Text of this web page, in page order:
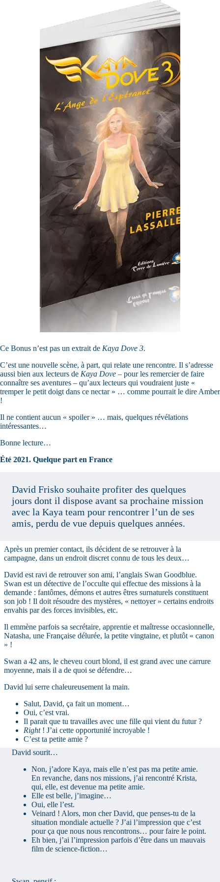
Ce Bonus n’est pas un extrait de Kaya Dove 3.
C’est une nouvelle scène, à part, qui relate une rencontre. Il s’adresse
aussi bien aux lecteurs de Kaya Dove – pour les remercier de faire
connaître ses aventures – qu’aux lecteurs qui voudraient juste «
tremper le petit doigt dans ce nectar » … comme pourrait le dire Amber
!
Il ne contient aucun « spoiler » … mais, quelques révélations
intéressantes…
Bonne lecture…
Été 2021. Quelque part en France
David Frisko souhaite profiter des quelques
jours dont il dispose avant sa prochaine mission
avec la Kaya team pour rencontrer l’un de ses
amis, perdu de vue depuis quelques années.
Après un premier contact, ils décident de se retrouver à la
campagne, dans un endroit discret connu de tous les deux…
David est ravi de retrouver son ami, l’anglais Swan Goodblue.
Swan est un détective de l’occulte qui effectue des missions à la
demande : fantômes, démons et autres êtres surnaturels constituent
son job ! Il doit résoudre des mystères, « nettoyer » certains endroits
envahis par des forces invisibles, etc.
Il emmène parfois sa secrétaire, apprentie et maîtresse occasionnelle,
Natasha, une Française délurée, la petite vingtaine, et plutôt « canon
» !
Swan a 42 ans, le cheveu court blond, il est grand avec une carrure
moyenne, mais il a de quoi se défendre…
David lui serre chaleureusement la main.
Salut, David, ça fait un moment…
Oui, c’est vrai.
Il parait que tu travailles avec une fille qui vient du futur ?
Right! J’ai cette opportunité incroyable !
C’est ta petite amie ?
David sourit…
Non, j’adore Kaya, mais elle n’est pas ma petite amie.
En revanche, dans nos missions, j’ai rencontré Krista,
qui, elle, est devenue ma petite amie.
Elle est belle, j’imagine…
Oui, elle l’est.
Veinard ! Alors, mon cher David, que penses-tu de la
situation mondiale actuelle ? J’ai l’impression que c’est
pour ça que nous nous rencontrons… pour faire le point.
Eh bien, j’ai l’impression parfois d’être dans un mauvais
film de science-fiction…